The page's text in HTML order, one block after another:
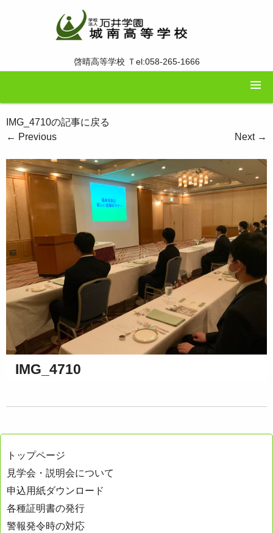
啓晴高等学校 Ｔel:058-265-1666
IMG_4710の記事に戻る
← Previous Next →
IMG_4710
トップページ
見学会・説明会について
申込用紙ダウンロード
各種証明書の発行
警報発令時の対応